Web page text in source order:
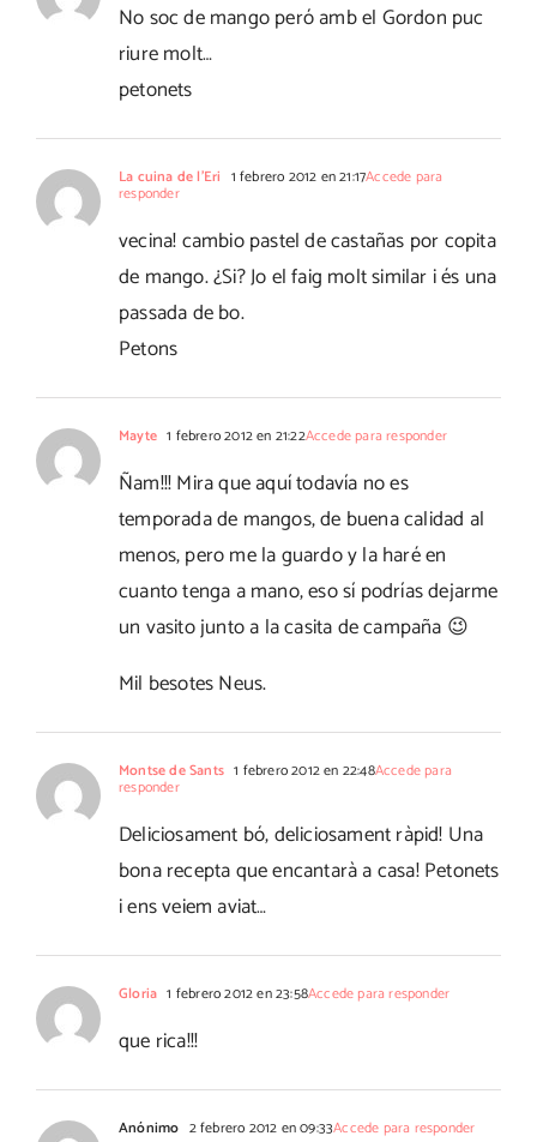
No soc de mango peró amb el Gordon puc
riure molt…
petonets
La cuina de l'Eri 1 febrero 2012 en 21:17Accede para
responder
vecina! cambio pastel de castañas por copita
de mango. ¿Si? Jo el faig molt similar i és una
passada de bo.
Petons
Mayte 1 febrero 2012 en 21:22Accede para responder
Ñam!!! Mira que aquí todavía no es
temporada de mangos, de buena calidad al
menos, pero me la guardo y la haré en
cuanto tenga a mano, eso sí podrías dejarme
un vasito junto a la casita de campaña 😉
Mil besotes Neus.
Montse de Sants 1 febrero 2012 en 22:48Accede para
responder
Deliciosament bó, deliciosament ràpid! Una
bona recepta que encantarà a casa! Petonets
i ens veiem aviat…
Gloria 1 febrero 2012 en 23:58Accede para responder
que rica!!!
Anónimo 2 febrero 2012 en 09:33Accede para responder